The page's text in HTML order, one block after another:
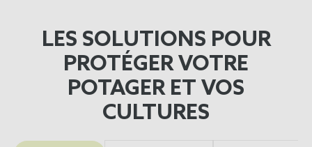
LES SOLUTIONS POUR
PROTÉGER VOTRE
POTAGER ET VOS
CULTURES